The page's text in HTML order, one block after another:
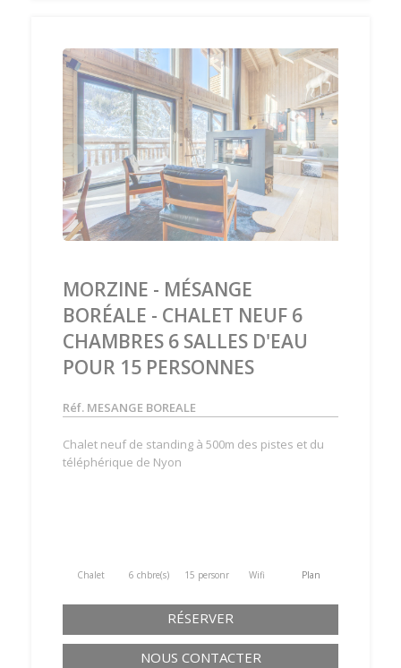
›
MORZINE - MÉSANGE
BORÉALE - CHALET NEUF 6
CHAMBRES 6 SALLES D'EAU
POUR 15 PERSONNES
Réf. MESANGE BOREALE
Chalet neuf de standing à 500m des pistes et du
téléphérique de Nyon
Chalet 6 chbre(s) 15 personne(s) Wifi Plan
RÉSERVER
NOUS CONTACTER